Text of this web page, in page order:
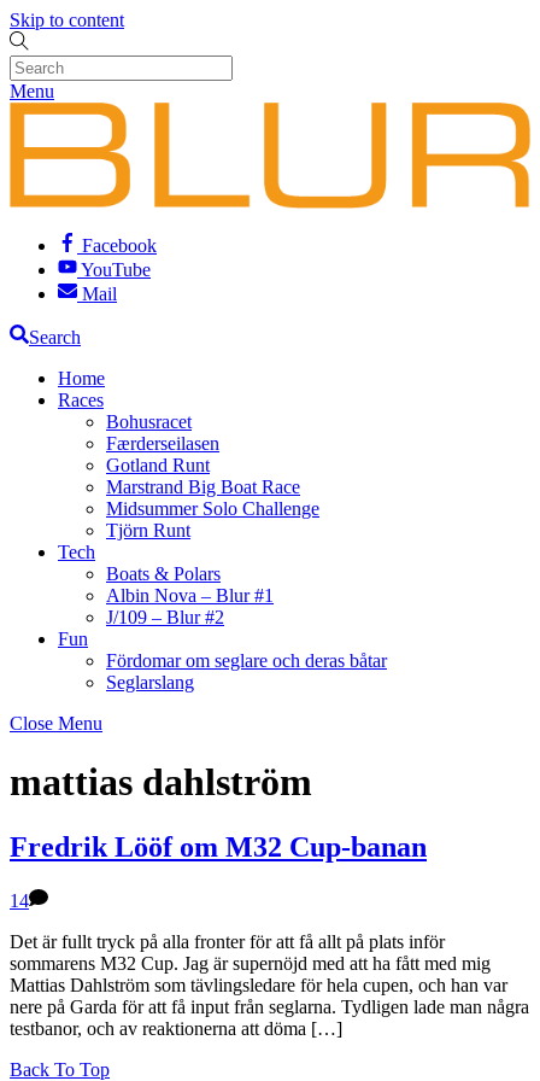
Skip to content
Menu
Facebook
YouTube
Mail
Search
Home
Races
Bohusracet
Færderseilasen
Gotland Runt
Marstrand Big Boat Race
Midsummer Solo Challenge
Tjörn Runt
Tech
Boats & Polars
Albin Nova – Blur #1
J/109 – Blur #2
Fun
Fördomar om seglare och deras båtar
Seglarslang
Close Menu
mattias dahlström
Fredrik Lööf om M32 Cup-banan
14
Det är fullt tryck på alla fronter för att få allt på plats inför
sommarens M32 Cup. Jag är supernöjd med att ha fått med mig
Mattias Dahlström som tävlingsledare för hela cupen, och han var
nere på Garda för att få input från seglarna. Tydligen lade man några
testbanor, och av reaktionerna att döma […]
Back To Top